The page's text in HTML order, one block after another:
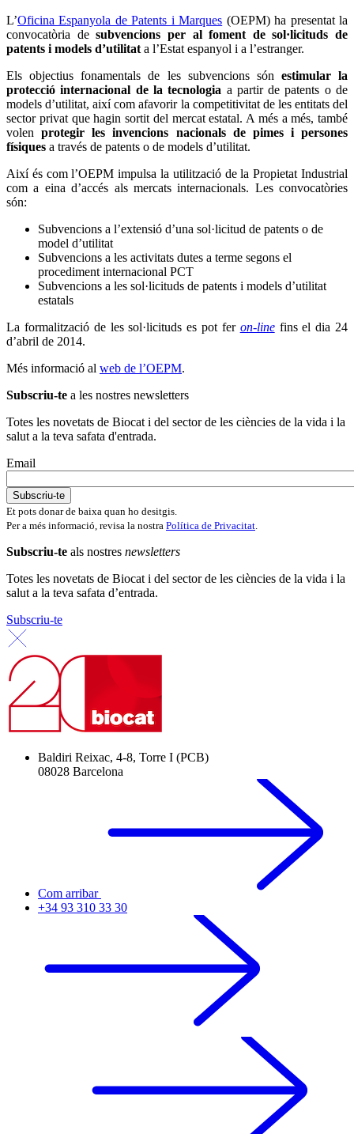
L’Oficina Espanyola de Patents i Marques (OEPM) ha presentat la
convocatòria desubvencions per al foment de sol·licituds de
patents i models d’utilitata l’Estat espanyol i a l’estranger.
Els objectius fonamentals de les subvencions són estimular la
protecció internacional de la tecnologia a partir de patents o de
models d’utilitat, així com afavorir la competitivitat de les entitats del
sector privat que hagin sortit del mercat estatal. A més a més, també
volenprotegir les invencions nacionals de pimes i persones
físiques a través de patents o de models d’utilitat.
Així és com l’OEPM impulsa la utilització de la Propietat Industrial
com a eina d’accés als mercats internacionals. Les convocatòries
són:
Subvencions a l’extensió d’una sol·licitud de patents o de
model d’utilitat
Subvencions a les activitats dutes a terme segons el
procediment internacional PCT
Subvencions a les sol·licituds de patents i models d’utilitat
estatals
La formalització de les sol·licituds es pot fer on-linefins el dia 24
d’abril de 2014.
Més informació al web de l’OEPM.
Subscriu-te a les nostres newsletters
Totes les novetats de Biocat i del sector de les ciències de la vida i la
salut a la teva safata d'entrada.
Email
Et pots donar de baixa quan ho desitgis.
Per a més informació, revisa la nostra Política de Privacitat.
Subscriu-te als nostres newsletters
Totes les novetats de Biocat i del sector de les ciències de la vida i la
salut a la teva safata d’entrada.
Subscriu-te
Baldiri Reixac, 4-8, Torre I (PCB)
08028 Barcelona
Com arribar
+34 93 310 33 30